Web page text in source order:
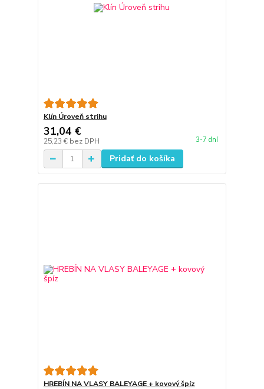
Klín Úroveň strihu
31,04 €
25,23 € bez DPH 3-7 dní
Pridať do košíka
HREBÍN NA VLASY BALEYAGE + kovový špíz